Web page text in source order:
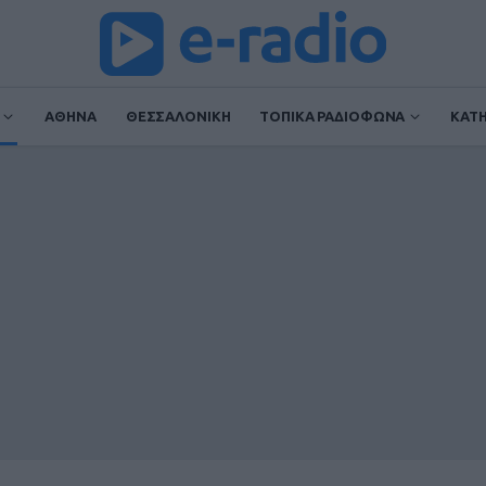
ΑΘΗΝΑ ΘΕΣΣΑΛΟΝΙΚΗ ΤΟΠΙΚΑ ΡΑΔΙΟΦΩΝΑ